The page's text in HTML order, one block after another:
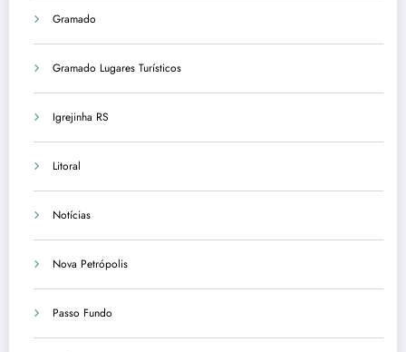
Gramado
Gramado Lugares Turísticos
Igrejinha RS
Litoral
Notícias
Nova Petrópolis
Passo Fundo